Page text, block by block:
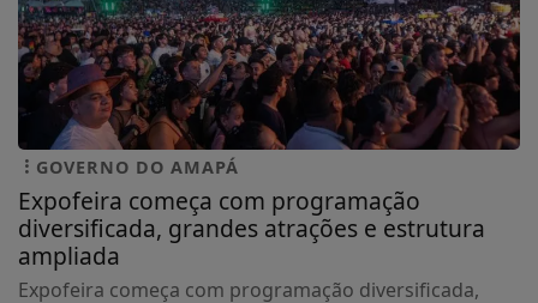
GOVERNO DO AMAPÁ
Expofeira começa com programação
diversificada, grandes atrações e estrutura
ampliada
Expofeira começa com programação diversificada,